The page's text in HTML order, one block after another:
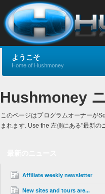
ようこそ
Home of Hushmoney
Hushmoney
このページはプログラムオーナーが
まれます. Use the 左側にある"最新
Affiliate weekly newsletter
New sites and tours are...